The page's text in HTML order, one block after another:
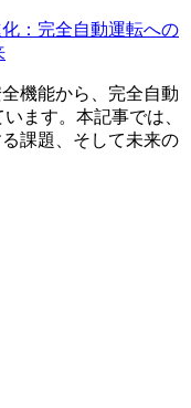
：完全自動運転への
機能から、完全自動
ます。本記事では、
課題、そして未来の